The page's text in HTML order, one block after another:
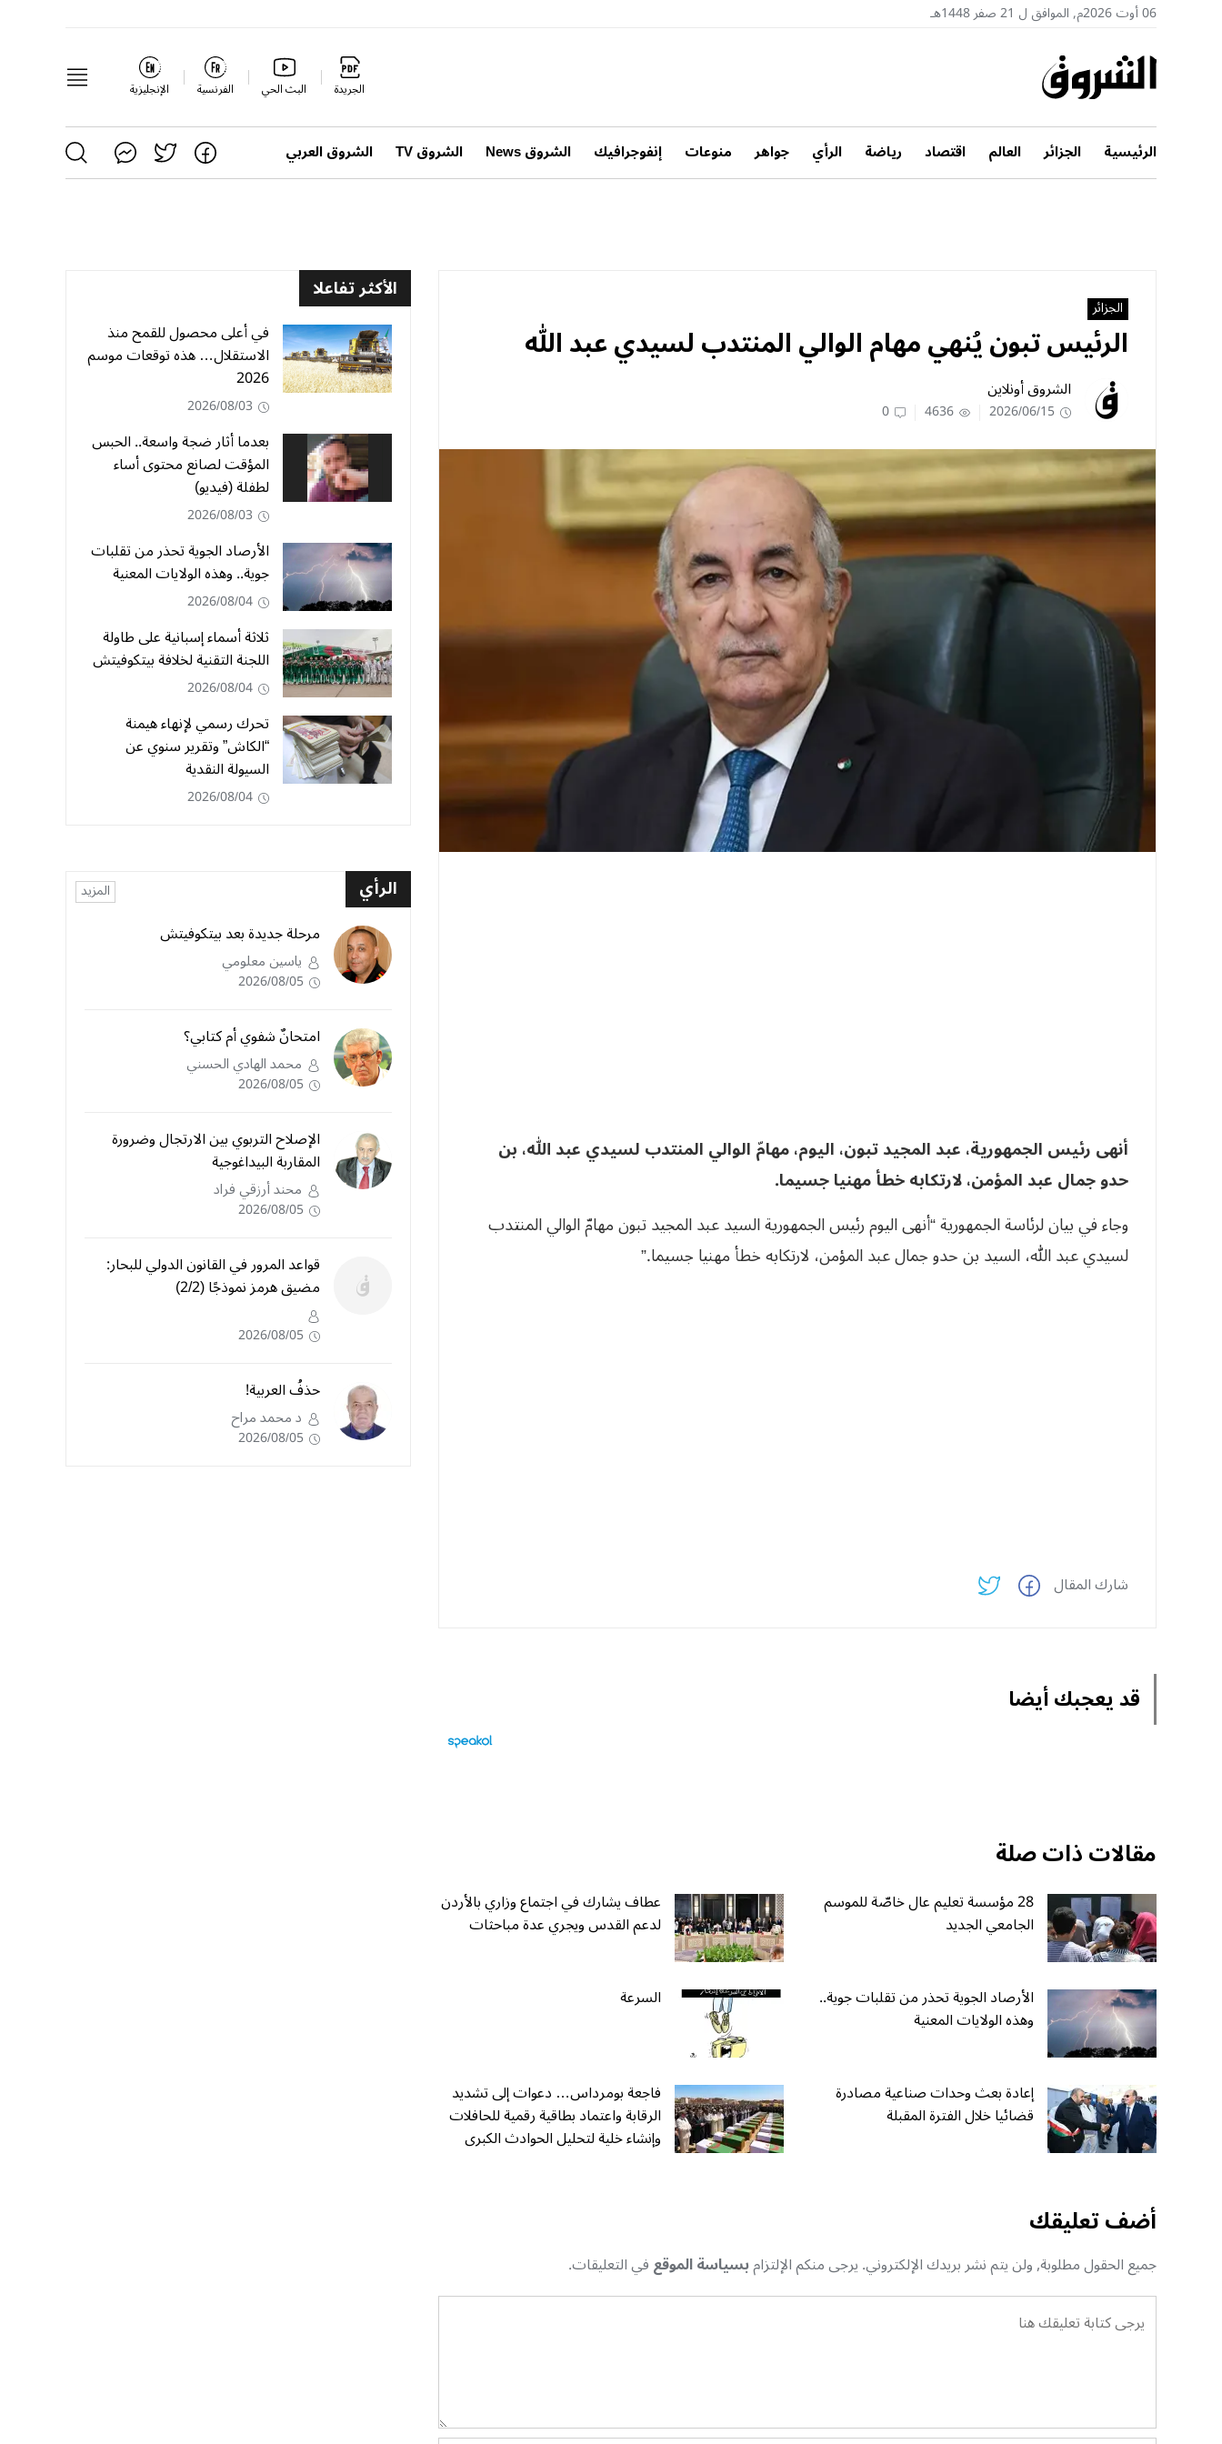
06 أوت 2026م, الموافق ل 21 صفر 1448هـ
الجريدة البث الحي الفرنسية الإنجليزية
الرئيسية الجزائر العالم اقتصاد رياضة الرأي جواهر منوعات إنفوجرافيك الشروق News الشروق TV الشروق العربي
الجزائر
الرئيس تبون يُنهي مهام الوالي المنتدب لسيدي عبد الله
الشروق أونلاين
2026/06/15
4636
0
أنهى رئيس الجمهورية، عبد المجيد تبون، اليوم، مهامّ الوالي المنتدب لسيدي عبد الله، بن
حدو جمال عبد المؤمن، لارتكابه خطأ مهنيا جسيما.
وجاء في بيان لرئاسة الجمهورية “أنهى اليوم رئيس الجمهورية السيد عبد المجيد تبون مهامّ الوالي المنتدب
لسيدي عبد الله، السيد بن حدو جمال عبد المؤمن، لارتكابه خطأ مهنيا جسيما.”
شارك المقال
قد يعجبك أيضا
مقالات ذات صلة
28 مؤسسة تعليم عال خاصّة للموسم
الجامعي الجديد
عطاف يشارك في اجتماع وزاري بالأردن
لدعم القدس ويجري عدة مباحثات
الأرصاد الجوية تحذر من تقلبات جوية..
وهذه الولايات المعنية
السرعة
إعادة بعث وحدات صناعية مصادرة
قضائيا خلال الفترة المقبلة
فاجعة بومرداس… دعوات إلى تشديد
الرقابة واعتماد بطاقية رقمية للحافلات
وإنشاء خلية لتحليل الحوادث الكبرى
أضف تعليقك
جميع الحقول مطلوبة, ولن يتم نشر بريدك الإلكتروني. يرجى منكم الإلتزامبسياسة الموقعفي التعليقات.
الأكثر تفاعلا
في أعلى محصول للقمح منذ
الاستقلال… هذه توقعات موسم
2026
2026/08/03
بعدما أثار ضجة واسعة.. الحبس
المؤقت لصانع محتوى أساء
لطفلة (فيديو)
2026/08/03
الأرصاد الجوية تحذر من تقلبات
جوية.. وهذه الولايات المعنية
2026/08/04
ثلاثة أسماء إسبانية على طاولة
اللجنة التقنية لخلافة بيتكوفيتش
2026/08/04
تحرك رسمي لإنهاء هيمنة
“الكاش” وتقرير سنوي عن
السيولة النقدية
2026/08/04
الرأي المزيد
مرحلة جديدة بعد بيتكوفيتش
ياسين معلومي
2026/08/05
امتحانٌ شفوي أم كتابي؟
محمد الهادي الحسني
2026/08/05
الإصلاح التربوي بين الارتجال وضرورة
المقاربة البيداغوجية
محند أرزقي فراد
2026/08/05
قواعد المرور في القانون الدولي للبحار:
مضيق هرمز نموذجًا (2/2)
2026/08/05
حذفُ العربية!
د محمد مراح
2026/08/05